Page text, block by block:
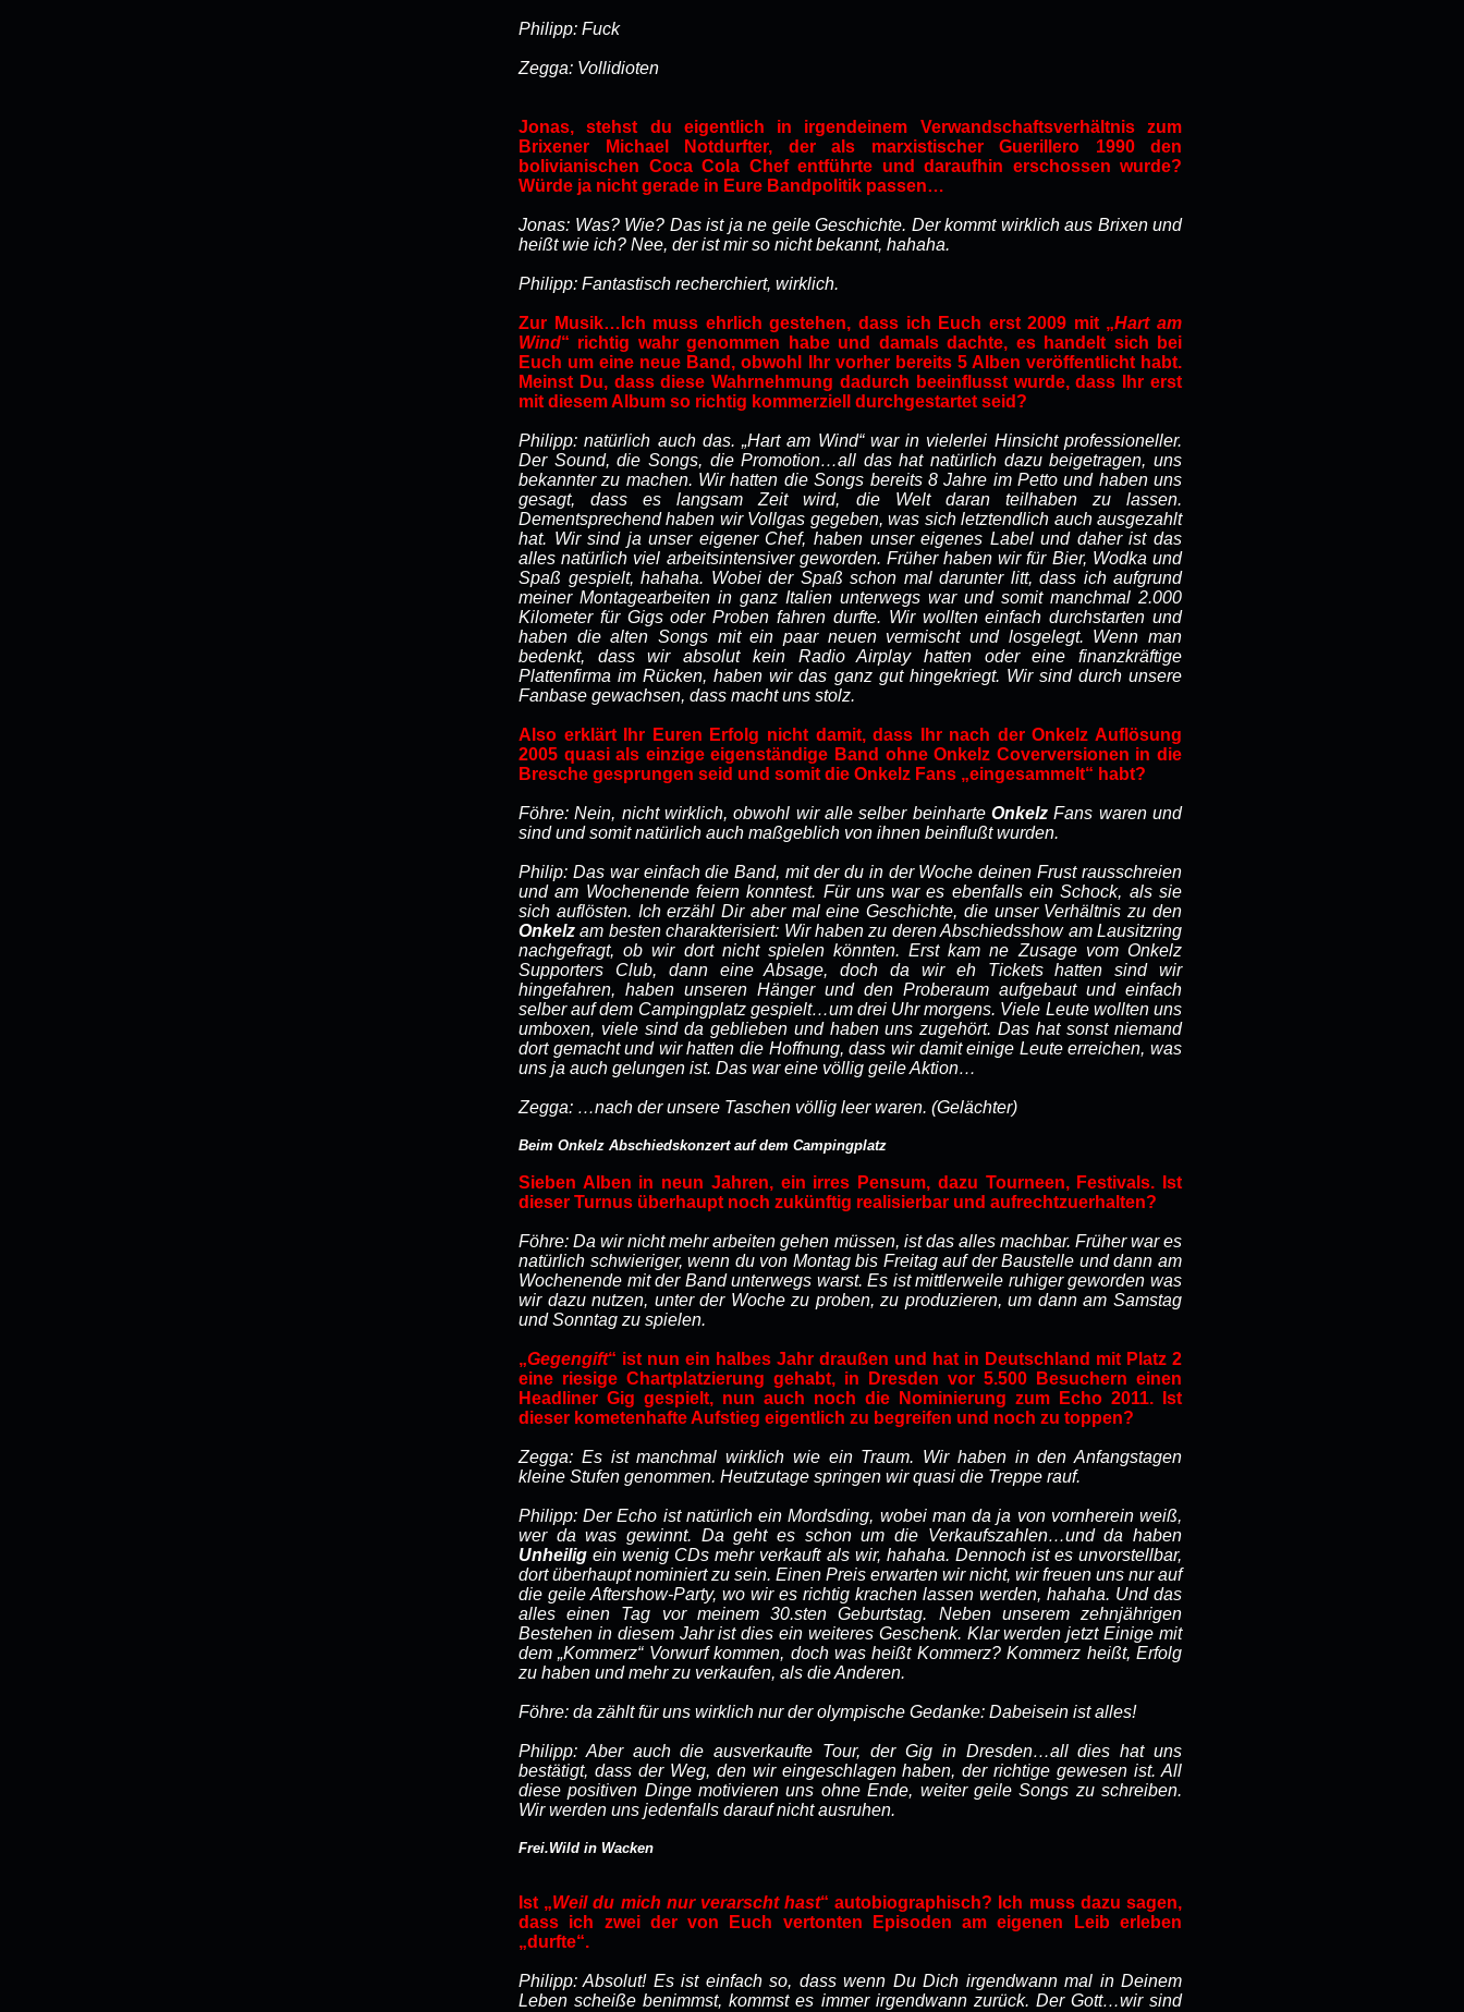
Philipp: Fuck
Zegga: Vollidioten
Jonas, stehst du eigentlich in irgendeinem Verwandschaftsverhältnis zum
Brixener Michael Notdurfter, der als marxistischer Guerillero 1990 den
bolivianischen Coca Cola Chef entführte und daraufhin erschossen wurde?
Würde ja nicht gerade in Eure Bandpolitik passen…
Jonas: Was? Wie? Das ist ja ne geile Geschichte. Der kommt wirklich aus Brixen und
heißt wie ich? Nee, der ist mir so nicht bekannt, hahaha.
Philipp: Fantastisch recherchiert, wirklich.
Zur Musik…Ich muss ehrlich gestehen, dass ich Euch erst 2009 mit „Hart am
Wind“ richtig wahr genommen habe und damals dachte, es handelt sich bei
Euch um eine neue Band, obwohl Ihr vorher bereits 5 Alben veröffentlicht habt.
Meinst Du, dass diese Wahrnehmung dadurch beeinflusst wurde, dass Ihr erst
mit diesem Album so richtig kommerziell durchgestartet seid?
Philipp: natürlich auch das. „Hart am Wind“ war in vielerlei Hinsicht professioneller.
Der Sound, die Songs, die Promotion…all das hat natürlich dazu beigetragen, uns
bekannter zu machen. Wir hatten die Songs bereits 8 Jahre im Petto und haben uns
gesagt, dass es langsam Zeit wird, die Welt daran teilhaben zu lassen.
Dementsprechend haben wir Vollgas gegeben, was sich letztendlich auch ausgezahlt
hat. Wir sind ja unser eigener Chef, haben unser eigenes Label und daher ist das
alles natürlich viel arbeitsintensiver geworden. Früher haben wir für Bier, Wodka und
Spaß gespielt, hahaha. Wobei der Spaß schon mal darunter litt, dass ich aufgrund
meiner Montagearbeiten in ganz Italien unterwegs war und somit manchmal 2.000
Kilometer für Gigs oder Proben fahren durfte. Wir wollten einfach durchstarten und
haben die alten Songs mit ein paar neuen vermischt und losgelegt. Wenn man
bedenkt, dass wir absolut kein Radio Airplay hatten oder eine finanzkräftige
Plattenfirma im Rücken, haben wir das ganz gut hingekriegt. Wir sind durch unsere
Fanbase gewachsen, dass macht uns stolz.
Also erklärt Ihr Euren Erfolg nicht damit, dass Ihr nach der Onkelz Auflösung
2005 quasi als einzige eigenständige Band ohne Onkelz Coverversionen in die
Bresche gesprungen seid und somit die Onkelz Fans „eingesammelt“ habt?
Föhre: Nein, nicht wirklich, obwohl wir alle selber beinharte Onkelz Fans waren und
sind und somit natürlich auch maßgeblich von ihnen beinflußt wurden.
Philip: Das war einfach die Band, mit der du in der Woche deinen Frust rausschreien
und am Wochenende feiern konntest. Für uns war es ebenfalls ein Schock, als sie
sich auflösten. Ich erzähl Dir aber mal eine Geschichte, die unser Verhältnis zu den
Onkelz am besten charakterisiert: Wir haben zu deren Abschiedsshow am Lausitzring
nachgefragt, ob wir dort nicht spielen könnten. Erst kam ne Zusage vom Onkelz
Supporters Club, dann eine Absage, doch da wir eh Tickets hatten sind wir
hingefahren, haben unseren Hänger und den Proberaum aufgebaut und einfach
selber auf dem Campingplatz gespielt…um drei Uhr morgens. Viele Leute wollten uns
umboxen, viele sind da geblieben und haben uns zugehört. Das hat sonst niemand
dort gemacht und wir hatten die Hoffnung, dass wir damit einige Leute erreichen, was
uns ja auch gelungen ist. Das war eine völlig geile Aktion…
Zegga: …nach der unsere Taschen völlig leer waren. (Gelächter)
Beim Onkelz Abschiedskonzert auf dem Campingplatz
Sieben Alben in neun Jahren, ein irres Pensum, dazu Tourneen, Festivals. Ist
dieser Turnus überhaupt noch zukünftig realisierbar und aufrechtzuerhalten?
Föhre: Da wir nicht mehr arbeiten gehen müssen, ist das alles machbar. Früher war es
natürlich schwieriger, wenn du von Montag bis Freitag auf der Baustelle und dann am
Wochenende mit der Band unterwegs warst. Es ist mittlerweile ruhiger geworden was
wir dazu nutzen, unter der Woche zu proben, zu produzieren, um dann am Samstag
und Sonntag zu spielen.
„Gegengift“ ist nun ein halbes Jahr draußen und hat in Deutschland mit Platz 2
eine riesige Chartplatzierung gehabt, in Dresden vor 5.500 Besuchern einen
Headliner Gig gespielt, nun auch noch die Nominierung zum Echo 2011. Ist
dieser kometenhafte Aufstieg eigentlich zu begreifen und noch zu toppen?
Zegga: Es ist manchmal wirklich wie ein Traum. Wir haben in den Anfangstagen
kleine Stufen genommen. Heutzutage springen wir quasi die Treppe rauf.
Philipp: Der Echo ist natürlich ein Mordsding, wobei man da ja von vornherein weiß,
wer da was gewinnt. Da geht es schon um die Verkaufszahlen…und da haben
Unheilig ein wenig CDs mehr verkauft als wir, hahaha. Dennoch ist es unvorstellbar,
dort überhaupt nominiert zu sein. Einen Preis erwarten wir nicht, wir freuen uns nur auf
die geile Aftershow-Party, wo wir es richtig krachen lassen werden, hahaha. Und das
alles einen Tag vor meinem 30.sten Geburtstag. Neben unserem zehnjährigen
Bestehen in diesem Jahr ist dies ein weiteres Geschenk. Klar werden jetzt Einige mit
dem „Kommerz“ Vorwurf kommen, doch was heißt Kommerz? Kommerz heißt, Erfolg
zu haben und mehr zu verkaufen, als die Anderen.
Föhre: da zählt für uns wirklich nur der olympische Gedanke: Dabeisein ist alles!
Philipp: Aber auch die ausverkaufte Tour, der Gig in Dresden…all dies hat uns
bestätigt, dass der Weg, den wir eingeschlagen haben, der richtige gewesen ist. All
diese positiven Dinge motivieren uns ohne Ende, weiter geile Songs zu schreiben.
Wir werden uns jedenfalls darauf nicht ausruhen.
Frei.Wild in Wacken
Ist „Weil du mich nur verarscht hast“ autobiographisch? Ich muss dazu sagen,
dass ich zwei der von Euch vertonten Episoden am eigenen Leib erleben
„durfte“.
Philipp: Absolut! Es ist einfach so, dass wenn Du Dich irgendwann mal in Deinem
Leben scheiße benimmst, kommst es immer irgendwann zurück. Der Gott…wir sind